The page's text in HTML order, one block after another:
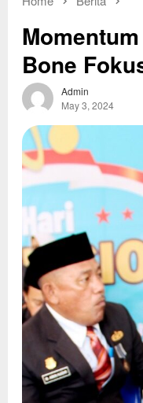
Bone
Admin
May 3, 2024